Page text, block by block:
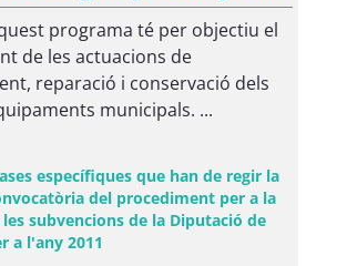
programa té per objectiu el
de les actuacions de
reparació i conservació dels
municipals. ...
específiques que han de regir la
del procediment per a la
subvencions de la Diputació de
a l'any 2011